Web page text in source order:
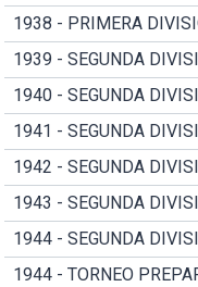
1938 - PRIMERA
1939 - SEGUNDA
1940 - SEGUNDA
1941 - SEGUNDA
1942 - SEGUNDA
1943 - SEGUNDA
1944 - SEGUNDA
1944 - TORNEO